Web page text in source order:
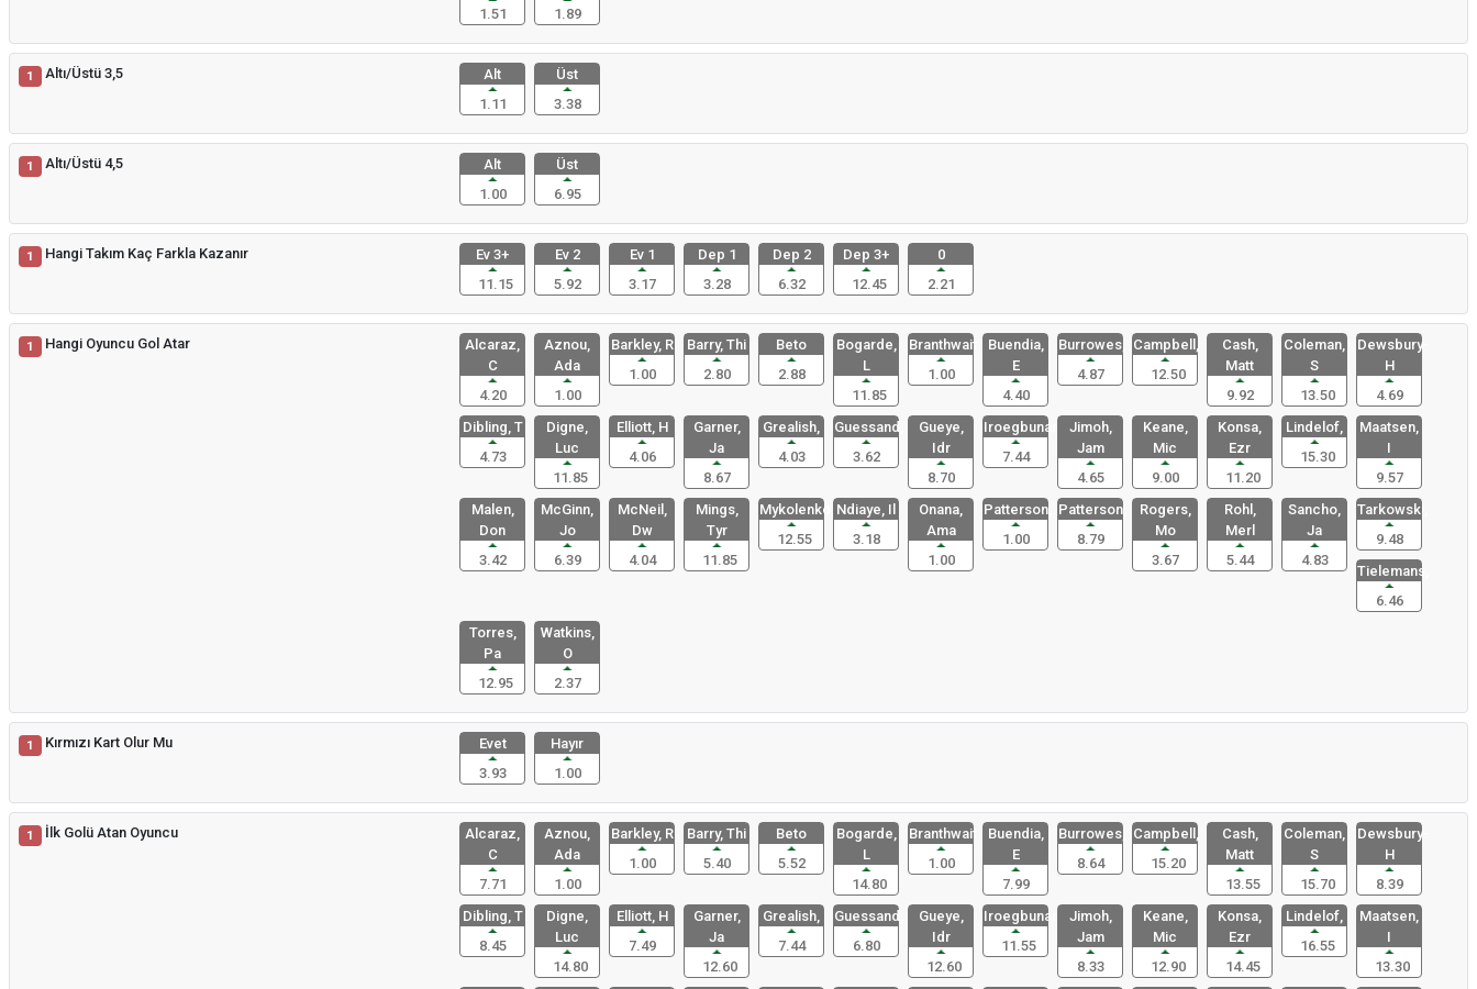
1.51
1.89
1 Altı/Üstü 3,5
Alt
1.11
Üst
3.38
1 Altı/Üstü 4,5
Alt
1.00
Üst
6.95
1 Hangi Takım Kaç Farkla Kazanır
Ev 3+
11.15
Ev 2
5.92
Ev 1
3.17
Dep 1
3.28
Dep 2
6.32
Dep 3+
12.45
0
2.21
1 Hangi Oyuncu Gol Atar
Alcaraz,
C
4.20
Aznou,
Ada
1.00
Barkley, R
1.00
Barry, Thi
2.80
Beto
2.88
Bogarde,
L
11.85
Branthwait
1.00
Buendia,
E
4.40
Burrowes,
4.87
Campbell,
12.50
Cash,
Matt
9.92
Coleman,
S
13.50
Dewsbury-
H
4.69
Dibling, T
4.73
Digne,
Luc
11.85
Elliott, H
4.06
Garner,
Ja
8.67
Grealish,
4.03
Guessand,
3.62
Gueye,
Idr
8.70
Iroegbunam
7.44
Jimoh,
Jam
4.65
Keane,
Mic
9.00
Konsa,
Ezr
11.20
Lindelof,
15.30
Maatsen,
I
9.57
Malen,
Don
3.42
McGinn,
Jo
6.39
McNeil,
Dw
4.04
Mings,
Tyr
11.85
Mykolenko,
12.55
Ndiaye, Il
3.18
Onana,
Ama
1.00
Patterson,
1.00
Patterson,
8.79
Rogers,
Mo
3.67
Rohl,
Merl
5.44
Sancho,
Ja
4.83
Tarkowski,
9.48
Tielemans,
6.46
Torres,
Pa
12.95
Watkins,
O
2.37
1 Kırmızı Kart Olur Mu
Evet
3.93
Hayır
1.00
1 İlk Golü Atan Oyuncu
Alcaraz,
C
7.71
Aznou,
Ada
1.00
Barkley, R
1.00
Barry, Thi
5.40
Beto
5.52
Bogarde,
L
14.80
Branthwait
1.00
Buendia,
E
7.99
Burrowes,
8.64
Campbell,
15.20
Cash,
Matt
13.55
Coleman,
S
15.70
Dewsbury-
H
8.39
Dibling, T
8.45
Digne,
Luc
14.80
Elliott, H
7.49
Garner,
Ja
12.60
Grealish,
7.44
Guessand,
6.80
Gueye,
Idr
12.60
Iroegbunam
11.55
Jimoh,
Jam
8.33
Keane,
Mic
12.90
Konsa,
Ezr
14.45
Lindelof,
16.55
Maatsen,
I
13.30